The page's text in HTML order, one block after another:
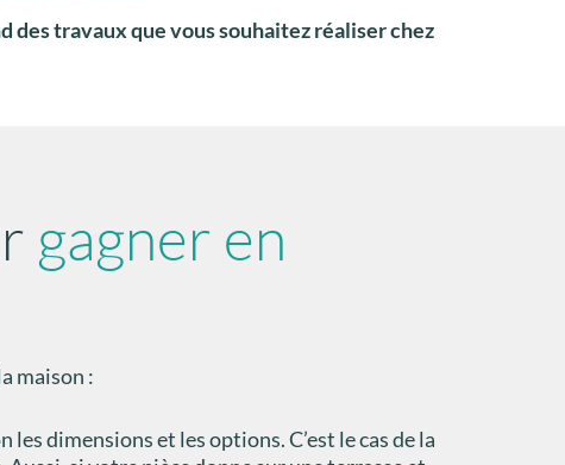
des travaux que vous souhaitez réaliser chez
gagner en
maison :
dimensions et les options. C’est le cas de la